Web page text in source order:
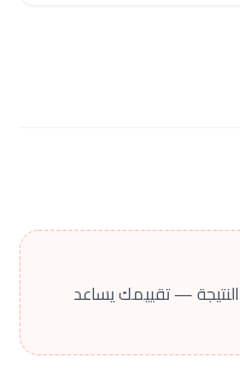
— تقييمك يساعد